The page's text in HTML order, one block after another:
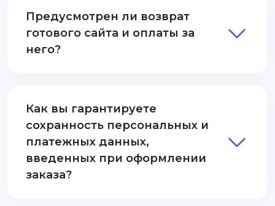
Предусмотрен ли возврат
готового сайта и оплаты за
него?
Как вы гарантируете
сохранность персональных и
платежных данных,
введенных при оформлении
заказа?